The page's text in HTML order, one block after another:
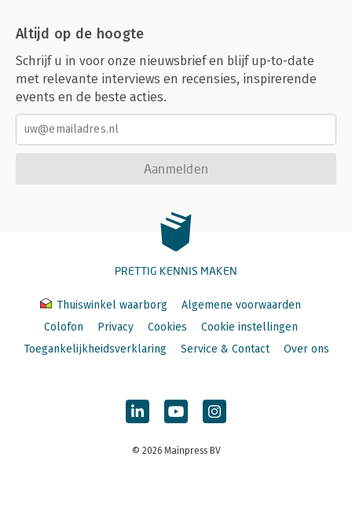
Altijd op de hoogte
Schrijf u in voor onze nieuwsbrief en blijf up-to-date
met relevante interviews en recensies, inspirerende
events en de beste acties.
Aanmelden
PRETTIG KENNIS MAKEN
Thuiswinkel waarborg
Algemene voorwaarden
Colofon
Privacy Cookies
Cookie instellingen
Toegankelijkheidsverklaring
Service & Contact Over ons
© 2026 Mainpress BV